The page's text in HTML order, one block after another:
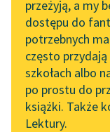
online z
literatury
Spotkanie z
Tunkiel w Oslo
102. lata temu zmarł
Joseph Conrad
przeżyją, a my
dostępu do
potrzebnych
często
szkołach albo
po prostu do
książki. Także
Lektury.